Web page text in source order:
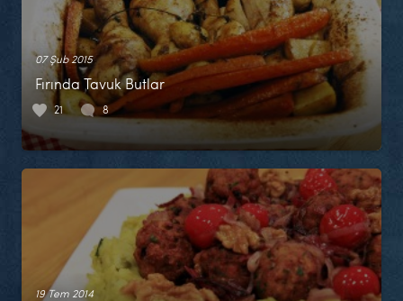
07 Şub 2015
Fırında Tavuk Butlar
21 8
19 Tem 2014